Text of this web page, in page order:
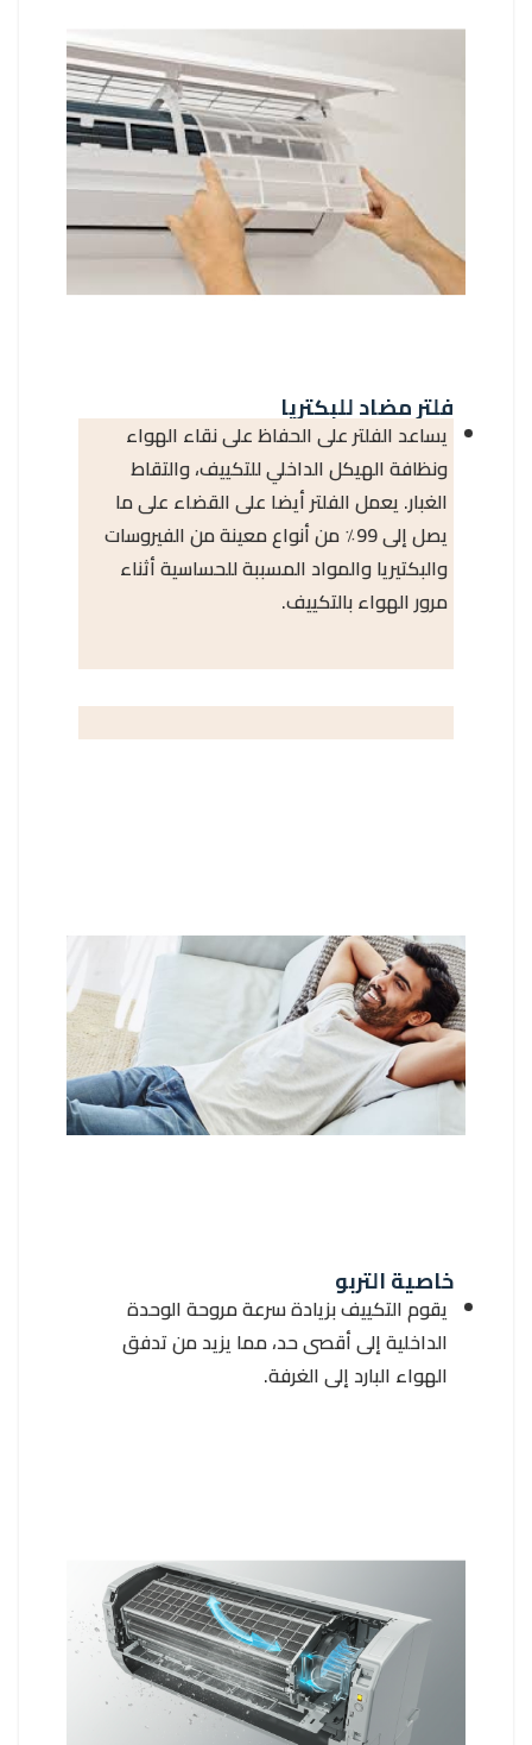
فلتر مضاد للبكتريا
يساعد الفلتر على الحفاظ على نقاء الهواء
ونظافة الهيكل الداخلي للتكييف، والتقاط
الغبار. يعمل الفلتر أيضا على القضاء على ما
يصل إلى 99٪ من أنواع معينة من الفيروسات
والبكتيريا والمواد المسببة للحساسية أثناء
مرور الهواء بالتكييف.
خاصية التربو
يقوم التكييف بزيادة سرعة مروحة الوحدة
الداخلية إلى أقصى حد، مما يزيد من تدفق
الهواء البارد إلى الغرفة.